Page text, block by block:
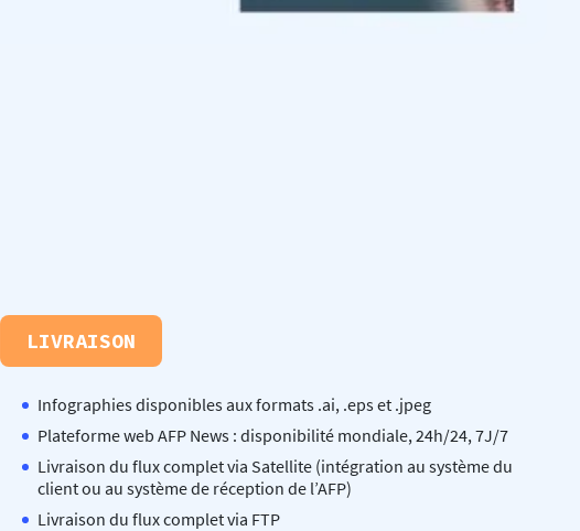
LIVRAISON
Infographies disponibles aux formats .ai, .eps et .jpeg
Plateforme web AFP News : disponibilité mondiale, 24h/24, 7J/7
Livraison du flux complet via Satellite (intégration au système du
client ou au système de réception de l’AFP)
Livraison du flux complet via FTP